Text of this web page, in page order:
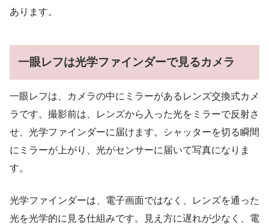
あります。
一眼レフは光学ファインダーで見るカメラ
一眼レフは、カメラの中にミラーがあるレンズ交換式カメ
ラです。撮影前は、レンズから入った光をミラーで反射さ
せ、光学ファインダーに届けます。シャッターを切る瞬間
にミラーが上がり、光がセンサーに届いて写真になりま
す。
光学ファインダーは、電子画面ではなく、レンズを通った
光を光学的に見る仕組みです。見え方に遅れが少なく、電